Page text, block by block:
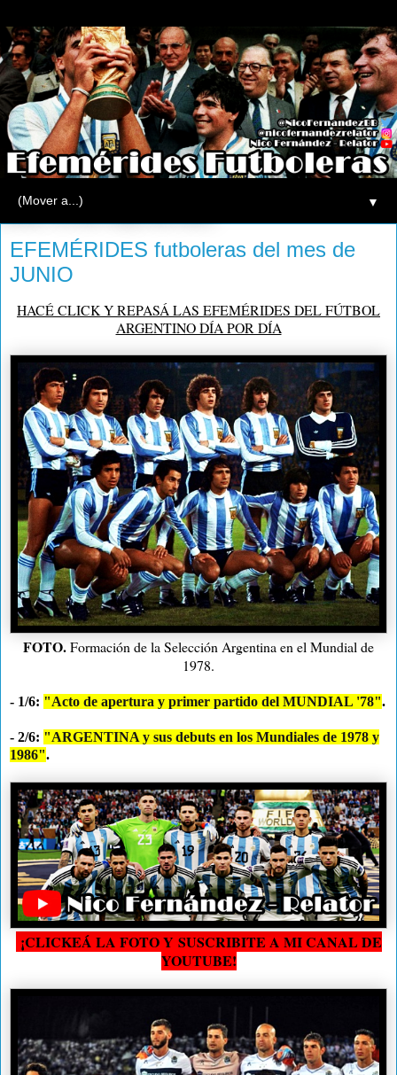
▼
lunes, 31 de mayo de 2021
EFEMÉRIDES futboleras del mes de
JUNIO
HACÉ CLICK Y REPASÁ LAS EFEMÉRIDES DEL FÚTBOL
ARGENTINO DÍA POR DÍA
FOTO.Formación de la Selección Argentina en el Mundial de
1978.
- 1/6: "Acto de apertura y primer partido del MUNDIAL '78".
- 2/6: "ARGENTINA y sus debuts en los Mundiales de 1978 y
1986".
¡CLICKEÁ LA FOTO Y SUSCRIBITE A MI CANAL DE
YOUTUBE!